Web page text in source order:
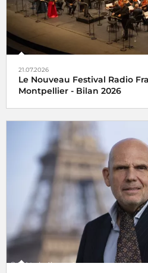
21.07.2026
Le Nouveau Festival Radio
Montpellier - Bilan 2026